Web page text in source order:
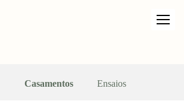
Casamentos Ensaios